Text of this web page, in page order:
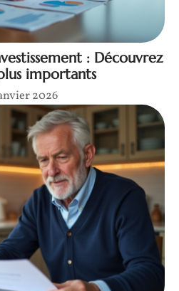
: Découvrez
importants
2026